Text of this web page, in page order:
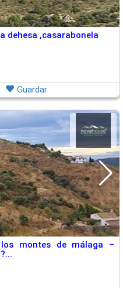
dehesa ,casarabonela
Guardar
montes de málaga –